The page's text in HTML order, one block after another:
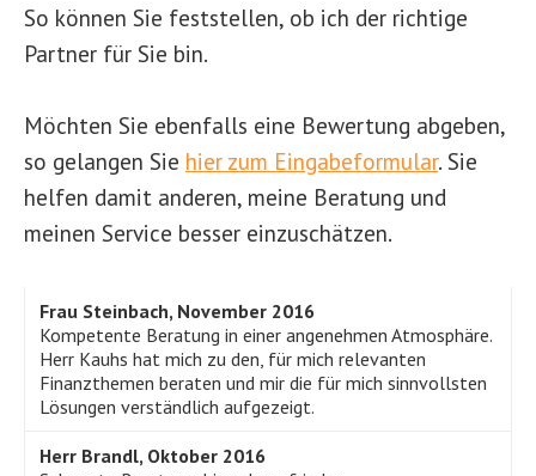
So können Sie feststellen, ob ich der richtige
Partner für Sie bin.
Möchten Sie ebenfalls eine Bewertung abgeben,
so gelangen Sie hier zum Eingabeformular. Sie
helfen damit anderen, meine Beratung und
meinen Service besser einzuschätzen.
Frau Steinbach, November 2016
Kompetente Beratung in einer angenehmen Atmosphäre.
Herr Kauhs hat mich zu den, für mich relevanten
Finanzthemen beraten und mir die für mich sinnvollsten
Lösungen verständlich aufgezeigt.
Herr Brandl, Oktober 2016